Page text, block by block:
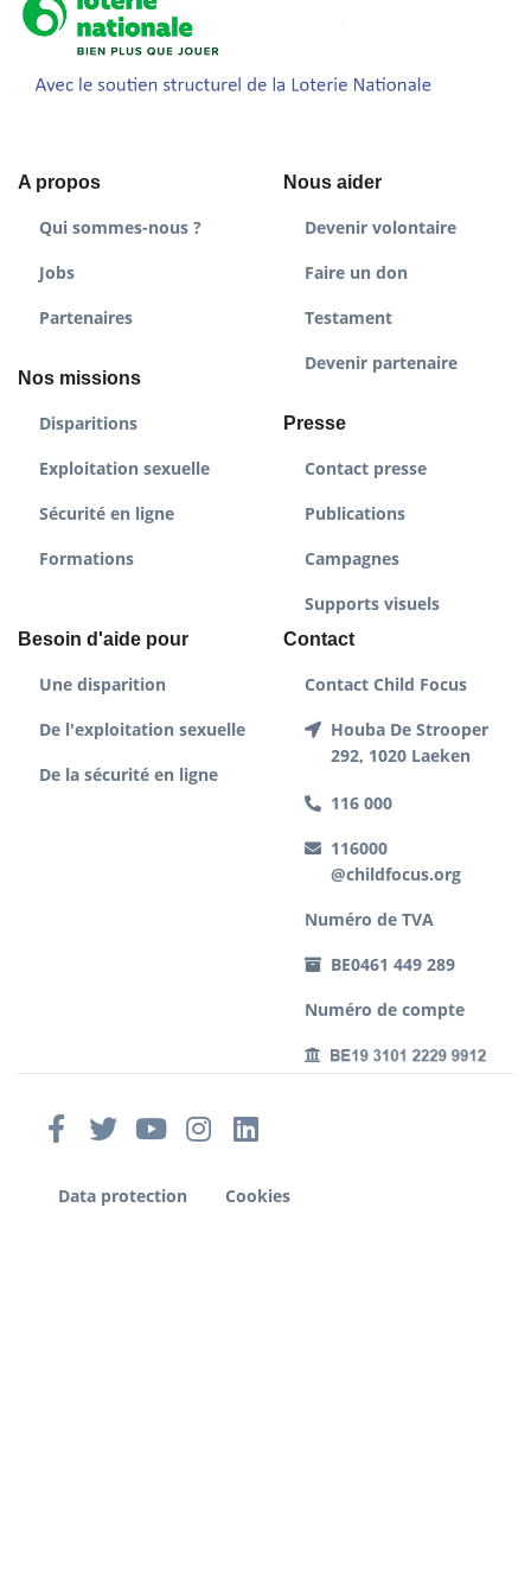
A propos
Qui sommes-nous ?
Jobs
Partenaires
Nos missions
Disparitions
Exploitation sexuelle
Sécurité en ligne
Formations
Nous aider
Devenir volontaire
Faire un don
Testament
Devenir partenaire
Presse
Contact presse
Publications
Campagnes
Supports visuels
Besoin d'aide pour
Une disparition
De l'exploitation sexuelle
De la sécurité en ligne
Contact
Contact Child Focus
Houba De Strooper
292, 1020 Laeken
116 000
116000
@childfocus.org
Numéro de TVA
BE0461 449 289
Numéro de compte
Data protection Cookies